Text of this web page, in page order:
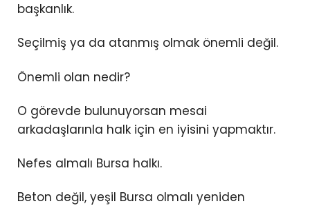
başkanlık.
Seçilmiş ya da atanmış olmak önemli değil.
Önemli olan nedir?
O görevde bulunuyorsan mesai
arkadaşlarınla halk için en iyisini yapmaktır.
Nefes almalı Bursa halkı.
Beton değil, yeşil Bursa olmalı yeniden